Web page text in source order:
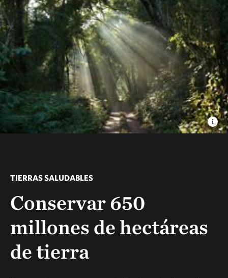
TIERRAS SALUDABLES
Conservar 650
millones de hectáreas
de tierra